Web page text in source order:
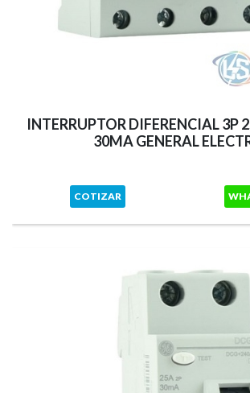
INTERRUPTOR DIFERENCIAL 3P
30MA GENERAL
COTIZAR